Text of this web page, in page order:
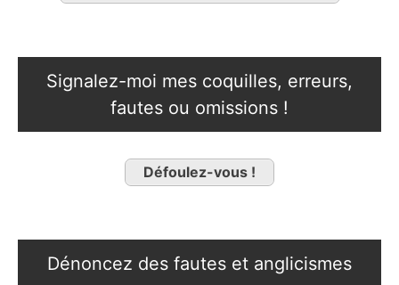
Signalez-moi mes coquilles, erreurs,
fautes ou omissions !
Défoulez-vous !
Dénoncez des fautes et anglicismes